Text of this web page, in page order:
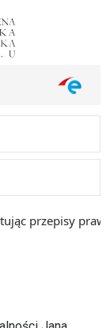
i inne
prawa i